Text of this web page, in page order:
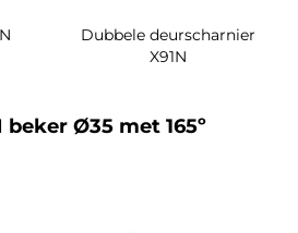
Dubbele deurscharnier
X91N
beker Ø35 met 165º